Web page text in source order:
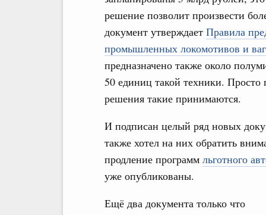
решение позволит произвести
документ утверждает Правила
промышленных локомотивов и
предназначено также около
50 единиц такой техники. Просто
решения такие принимаются.
И подписан целый ряд новых
также хотел на них обратить
продление программ льготного
уже опубликованы.
Ещё два документа только что